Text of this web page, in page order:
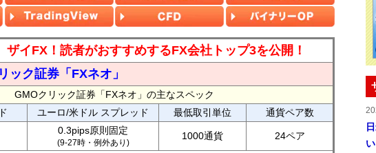
ザイFX！読者がおすすめするFX会社トップ3を公開！
ック証券「FXネオ」
GMOクリック証券「FXネオ」の主なスペック
ユーロ/米ドル スプレッド 最低取引単位
通貨ペア数
0.3pips原則固定
(9-27時・例外あり)
1000通貨 24ペア